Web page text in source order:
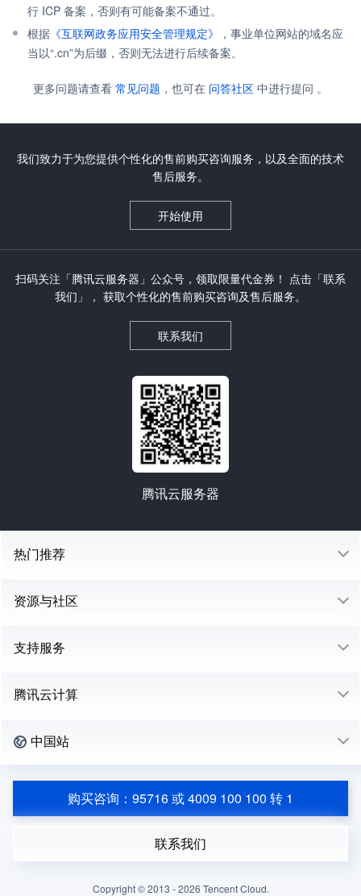
行 ICP 备案，否则有可能备案不通过。
根据 《互联网政务应用安全管理规定》
，事业单位网站的域名应
当以“.cn”为后缀，否则无法进行后续备案。
更多问题请查看 常见问题 ，也可在 问答社区 中进行提问 。
我们致力于为您提供个性化的售前购买咨询服务，以及全面的技术
售后服务。
开始使用
腾讯云服务器
扫码关注「腾讯云服务器」公众号，领取限量代金券！ 点击「联系
我们」， 获取个性化的售前购买咨询及售后服务。
联系我们
热门推荐
资源与社区
支持服务
腾讯云计算
中国站
购买咨询：95716 或 4009 100 100 转 1
联系我们
Copyright © 2013 -2026 Tencent Cloud.